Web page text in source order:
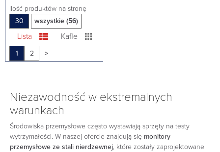
Ilość produktów na stronę
30
wszystkie (56)
Lista Kafle
1 2 >
Niezawodność w ekstremalnych
warunkach
Środowiska przemysłowe często wystawiają sprzęty na testy
wytrzymałości. W naszej ofercie znajdują się monitory
przemysłowe ze stali nierdzewnej, które zostały zaprojektowane